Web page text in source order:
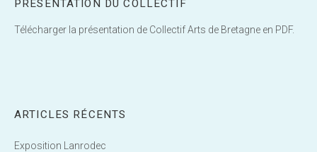
PRÉSENTATION DU COLLECTIF
Télécharger la présentation de Collectif Arts de Bretagne en PDF.
ARTICLES RÉCENTS
Exposition Lanrodec